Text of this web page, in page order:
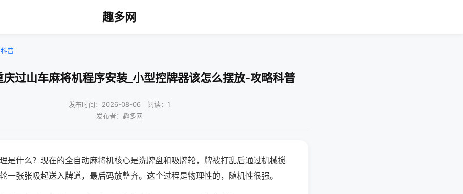
趣多网
普
庆过山车麻将机程序安装_小型控牌器该怎么摆放-攻略科普
发布时间：2026-08-06｜阅读：1
发布者：趣多网
是什么？现在的全自动麻将机核心是洗牌盘和吸牌轮，牌被打乱后通过机械搅
一张张吸起送入牌道，最后码放整齐。这个过程是物理性的，随机性很强。